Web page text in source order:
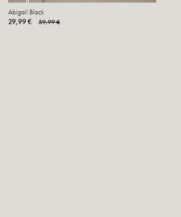
Abigail Black
29,99 €
59,99 €